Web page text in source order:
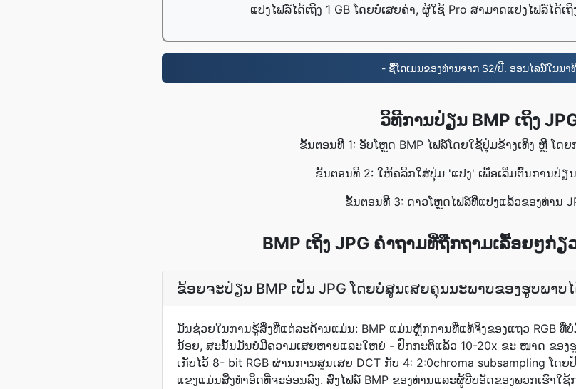
ແປງໄຟລ໌ໄດ້ເຖິງ 1 GB ໂດຍບໍ່ເສຍຄ່າ, ຜູ້ໃຊ້ Pro ສາມາດແປງໄຟລ໌ໄດ້ເຖິ
- ຊື້ໂດເມນຂອງທ່ານຈາກ $2/ປີ. ອອນໄລນ໌ໃນນາ
ວິທີການປ່ຽນ BMP ເຖິງ
ຂັ້ນຕອນທີ 1: ອັບໂຫຼດ BMP ໄຟລ໌ໂດຍໃຊ້ປຸ່ມຂ້າງເທິງ ຫຼື ໂດ
ຂັ້ນຕອນທີ 2: ໃຫ້ຄລິກໃສ່ປຸ່ມ 'ແປງ' ເພື່ອເລີ່ມຕົ້ນການປ່ຽ
ຂັ້ນຕອນທີ 3: ດາວໂຫຼດໄຟລ໌ທີ່ແປງແລ້ວຂອງທ່ານ
BMP ເຖິງ JPG ຄຳຖາມທີ່ຖືກຖາມເລື້ອຍໆກ່
ຂ້ອຍຈະປ່ຽນ BMP ເປັນ JPG ໂດຍບໍ່ສູນເສຍຄຸນນະພາບຂອງຮູບພາບ
ມັນຊ່ວຍໃນການຮູ້ສິ່ງທີ່ແຕ່ລະດ້ານແມ່ນ: BMP ແມ່ນຫຼັກການທີ່ແທ້ຈິງຂອງແຖວ RGB ທີ່
ນ້ອຍ, ສະນັ້ນມັນບໍ່ມີຄວາມເສຍຫາຍແລະໃຫຍ່ - ປົກກະຕິແລ້ວ 10-20x ຂະ ໜາດ ຂອງ
ເກັບ​ໄວ້ 8- bit RGB ຜ່ານ​ການສູນເສຍ DCT ກັບ 4: 2:0chroma subsampling ໂ
ແຂງ​ແມ່ນ​ສິ່ງ​ທຳອິດ​ທີ່​ຈະ​ອ່ອນ​ລົງ. ສົ່ງໄຟລ໌ BMP ຂອງທ່ານແລະຜູ້ບີບອັດຂອງພວກເຮົາໃ